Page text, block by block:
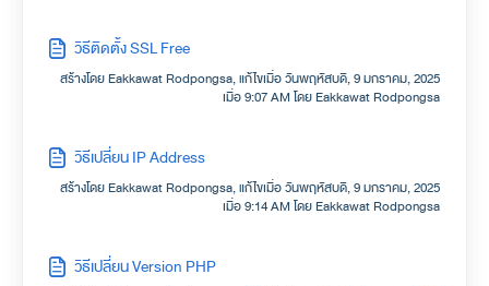
วิธีติดตั้ง SSL Free
สร้างโดย Eakkawat Rodpongsa, แก้ไขเมื่อ วันพฤหัสบดี, 9 มกราคม, 2025
เมื่อ 9:07 AM โดย Eakkawat Rodpongsa
วิธีเปลี่ยน IP Address
สร้างโดย Eakkawat Rodpongsa, แก้ไขเมื่อ วันพฤหัสบดี, 9 มกราคม, 2025
เมื่อ 9:14 AM โดย Eakkawat Rodpongsa
วิธีเปลี่ยน Version PHP